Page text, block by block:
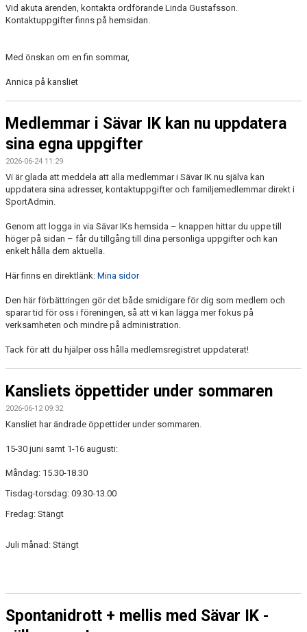
Vid akuta ärenden, kontakta ordförande Linda Gustafsson.
Kontaktuppgifter finns på hemsidan.
Med önskan om en fin sommar,
Annica på kansliet
Medlemmar i Sävar IK kan nu uppdatera
sina egna uppgifter
2026-06-24 11:29
Vi är glada att meddela att alla medlemmar i Sävar IK nu själva kan
uppdatera sina adresser, kontaktuppgifter och familjemedlemmar direkt i
SportAdmin.
Genom att logga in via Sävar IKs hemsida – knappen hittar du uppe till
höger på sidan – får du tillgång till dina personliga uppgifter och kan
enkelt hålla dem aktuella.
Här finns en direktlänk: Mina sidor
Den här förbättringen gör det både smidigare för dig som medlem och
sparar tid för oss i föreningen, så att vi kan lägga mer fokus på
verksamheten och mindre på administration.
Tack för att du hjälper oss hålla medlemsregistret uppdaterat!
Kansliets öppettider under sommaren
2026-06-12 09:32
Kansliet har ändrade öppettider under sommaren.
15-30 juni samt 1-16 augusti:
Måndag: 15.30-18.30
Tisdag-torsdag: 09.30-13.00
Fredag: Stängt
Juli månad: Stängt
Spontanidrott + mellis med Sävar IK -